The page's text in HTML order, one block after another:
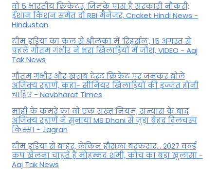
वो 5 भारतीय क्रिकेटर, जिनके पास है सरकारी नौकरी;
ईशान किशन समेत दो RBI मैनेजर, Cricket Hindi News -
Hindustan
टीम इंडिया का कल से श्रीलंका में 'रिहर्सल', 15 अगस्त से
पहले गौतम गंभीर ने भरा ख‍िलाड़‍ियों में जोश, VIDEO - Aaj
Tak News
गौतम गंभीर और खराब टेस्ट क्रिकेट पर जमकर बोले
अजिंक्य रहाणे, कहा- सीनियर खिलाड़ियों की इज्जत होनी
चाहिए - Navbharat Times
माही के कमरे का वो एक सख्त नियम, संन्यास के बाद
अजिंक्‍य रहाणे ने सुनाया MS Dhoni से जुड़ा बेहद दिलचस्प
किस्सा - Jagran
टीम इंडिया से बाहर, लेकिन हौसला बरकरार... 2027 वर्ल्ड
कप खेलना चाहते हैं मोहम्मद शमी, कोच का बड़ा खुलासा -
Aaj Tak News